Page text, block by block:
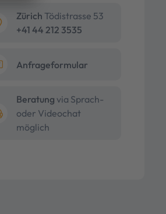
Zürich Tödistrasse 53
+41 44 212 3535
Anfrageformular
Beratung via Sprach-
oder Videochat
möglich